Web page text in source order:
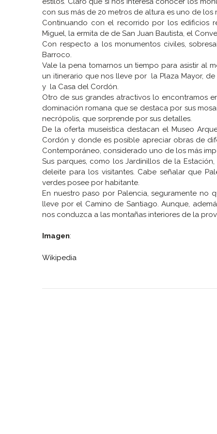
con sus más de 20 metros de altura es uno de
Continuando con el recorrido por los edificios
Miguel, la ermita de de San Juan Bautista, el
Con respecto a los monumentos civiles,
Barroco.
Vale la pena tomarnos un tiempo para asistir al
un itinerario que nos lleve por la Plaza Mayor,
y la Casa del Cordón.
Otro de sus grandes atractivos lo encontramos
dominación romana que se destaca por sus
necrópolis, que sorprende por sus detalles.
De la oferta museística destacan el Museo
Cordón y donde es posible apreciar obras de
Contemporáneo, considerado uno de los más
Sus parques, como los Jardinillos de la
deleite para los visitantes. Cabe señalar que
verdes posee por habitante.
En nuestro paso por Palencia, seguramente no
lleve por el Camino de Santiago. Aunque,
nos conduzca a las montañas interiores de la
Imagen:
Wikipedia